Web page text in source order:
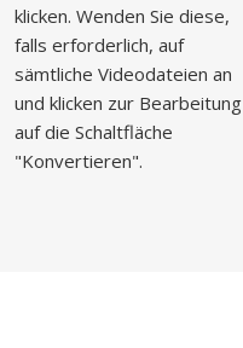
klicken. Wenden Sie diese,
falls erforderlich, auf
sämtliche Videodateien an
und klicken zur Bearbeitung
auf die Schaltfläche
"Konvertieren".